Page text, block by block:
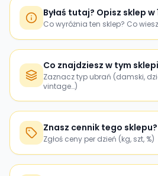
Byłaś tutaj? Opisz sklep w
Co wyróżnia ten sklep? Co
Co znajdziesz w tym
Zaznacz typ ubrań (damski,
vintage…)
Znasz cennik tego sklepu?
Zgłoś ceny per dzień (kg, szt, %)